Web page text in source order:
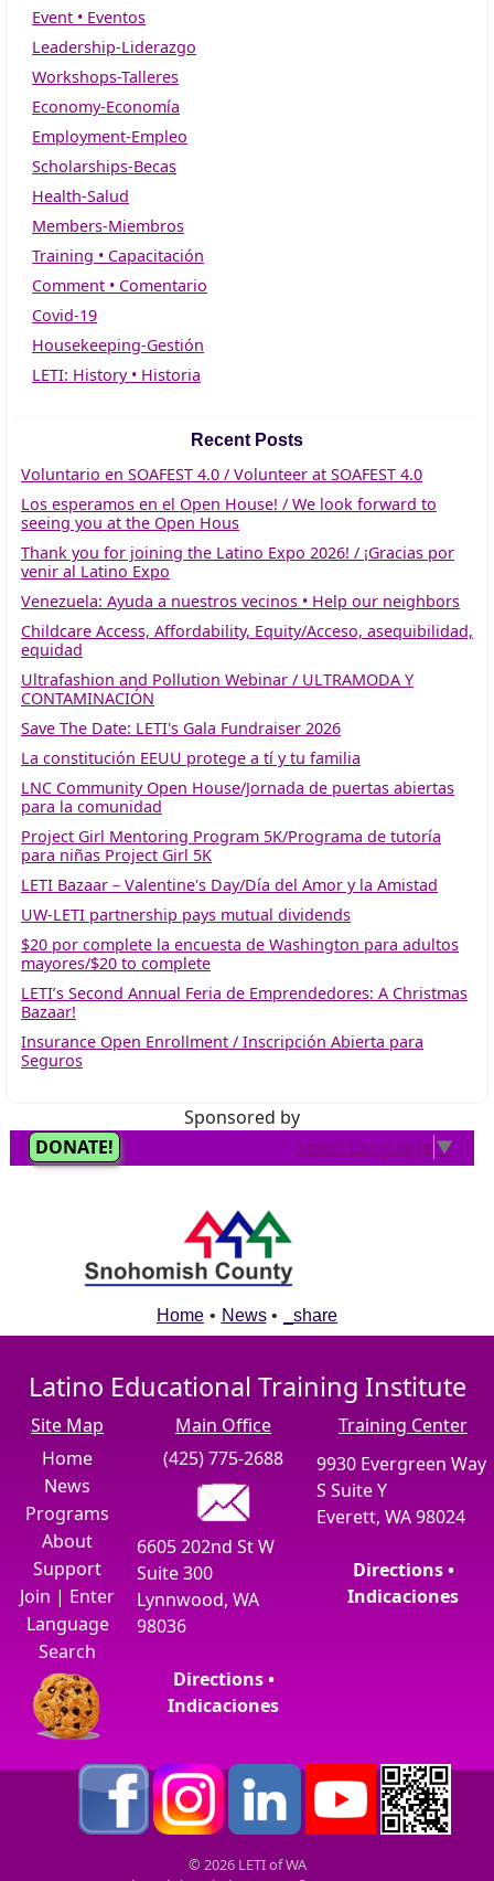
Event • Eventos
Leadership-Liderazgo
Workshops-Talleres
Economy-Economía
Employment-Empleo
Scholarships-Becas
Health-Salud
Members-Miembros
Training • Capacitación
Comment • Comentario
Covid-19
Housekeeping-Gestión
LETI: History • Historia
Recent Posts
Voluntario en SOAFEST 4.0 / Volunteer at SOAFEST 4.0
Los esperamos en el Open House! / We look forward to
seeing you at the Open Hous
Thank you for joining the Latino Expo 2026! / ¡Gracias por
venir al Latino Expo
Venezuela: Ayuda a nuestros vecinos • Help our neighbors
Childcare Access, Affordability, Equity/Acceso, asequibilidad,
equidad
Ultrafashion and Pollution Webinar / ULTRAMODA Y
CONTAMINACIÓN
Save The Date: LETI's Gala Fundraiser 2026
La constitución EEUU protege a tí y tu familia
LNC Community Open House/Jornada de puertas abiertas
para la comunidad
Project Girl Mentoring Program 5K/Programa de tutoría
para niñas Project Girl 5K
LETI Bazaar – Valentine's Day/Día del Amor y la Amistad
UW-LETI partnership pays mutual dividends
$20 por complete la encuesta de Washington para adultos
mayores/$20 to complete
LETI’s Second Annual Feria de Emprendedores: A Christmas
Bazaar!
Insurance Open Enrollment / Inscripción Abierta para
Seguros
Sponsored by
Home • News • _share
Latino Educational Training Institute
Site Map
Home
News
Programs
About
Support
Join | Enter
Language
Search
Main Office
(425) 775-2688
6605 202nd St W
Suite 300
Lynnwood, WA
98036
Directions •
Indicaciones
Training Center
9930 Evergreen Way
S Suite Y
Everett, WA 98024
Directions •
Indicaciones
© 2026 LETI of WA